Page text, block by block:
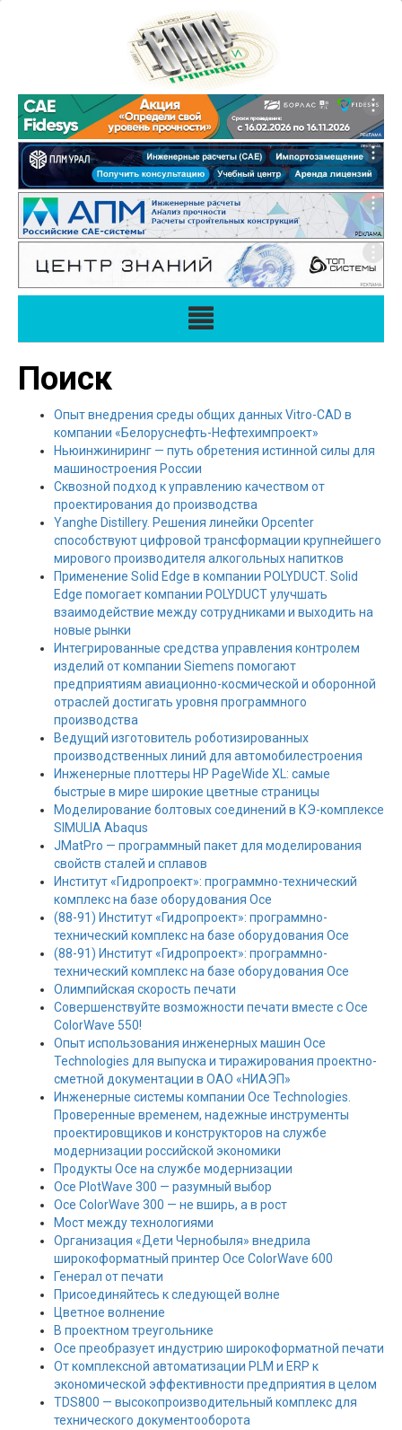
Поиск
Опыт внедрения среды общих данных Vitro-CAD в
компании «Белоруснефть-Нефтехимпроект»
Ньюинжиниринг — путь обретения истинной силы для
машиностроения России
Сквозной подход к управлению качеством от
проектирования до производства
Yanghe Distillery. Решения линейки Opcenter
способствуют цифровой трансформации крупнейшего
мирового производителя алкогольных напитков
Применение Solid Edge в компании POLYDUCT. Solid
Edge помогает компании POLYDUCT улучшать
взаимодействие между сотрудниками и выходить на
новые рынки
Интегрированные средства управления контролем
изделий от компании Siemens помогают
предприятиям авиационно-космической и оборонной
отраслей достигать уровня программного
производства
Ведущий изготовитель роботизированных
производственных линий для автомобилестроения
Инженерные плоттеры HP PageWide XL: самые
быстрые в мире широкие цветные страницы
Моделирование болтовых соединений в КЭ-комплексе
SIMULIA Abaqus
JMatPro — программный пакет для моделирования
свойств сталей и сплавов
Институт «Гидропроект»: программно-технический
комплекс на базе оборудования Oce
(88-91) Институт «Гидропроект»: программно-
технический комплекс на базе оборудования Oce
(88-91) Институт «Гидропроект»: программно-
технический комплекс на базе оборудования Oce
Олимпийская скорость печати
Совершенствуйте возможности печати вместе с Oce
ColorWave 550!
Опыт использования инженерных машин Oce
Technologies для выпуска и тиражирования проектно-
сметной документации в ОАО «НИАЭП»
Инженерные системы компании Oce Technologies.
Проверенные временем, надежные инструменты
проектировщиков и конструкторов на службе
модернизации российской экономики
Продукты Oce на службе модернизации
Oce PlotWave 300 — разумный выбор
Oce ColorWave 300 — не вширь, а в рост
Мост между технологиями
Организация «Дети Чернобыля» внедрила
широкоформатный принтер Oce ColorWave 600
Генерал от печати
Присоединяйтесь к следующей волне
Цветное волнение
В проектном треугольнике
Oce преобразует индустрию широкоформатной печати
От комплексной автоматизации PLM и ERP к
экономической эффективности предприятия в целом
TDS800 — высокопроизводительный комплекс для
технического документооборота